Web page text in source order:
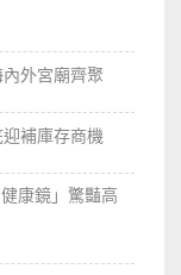
外宮廟齊聚
補庫存商機
康鏡」驚豔高